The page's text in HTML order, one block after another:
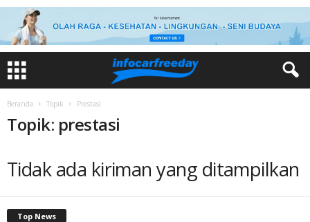
Beranda Topik Prestasi
Topik: prestasi
Tidak ada kiriman yang ditampilkan
Top News